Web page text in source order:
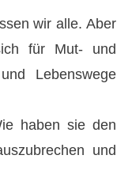
wir alle. Aber
für Mut- und
Lebenswege
haben sie den
und